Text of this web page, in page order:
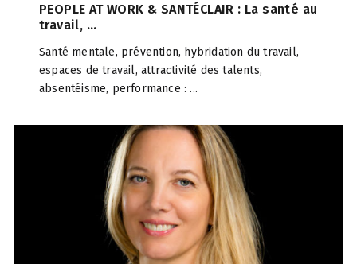
PEOPLE AT WORK & SANTÉCLAIR : La santé au
travail, ...
Santé mentale, prévention, hybridation du travail,
espaces de travail, attractivité des talents,
absentéisme, performance : ...